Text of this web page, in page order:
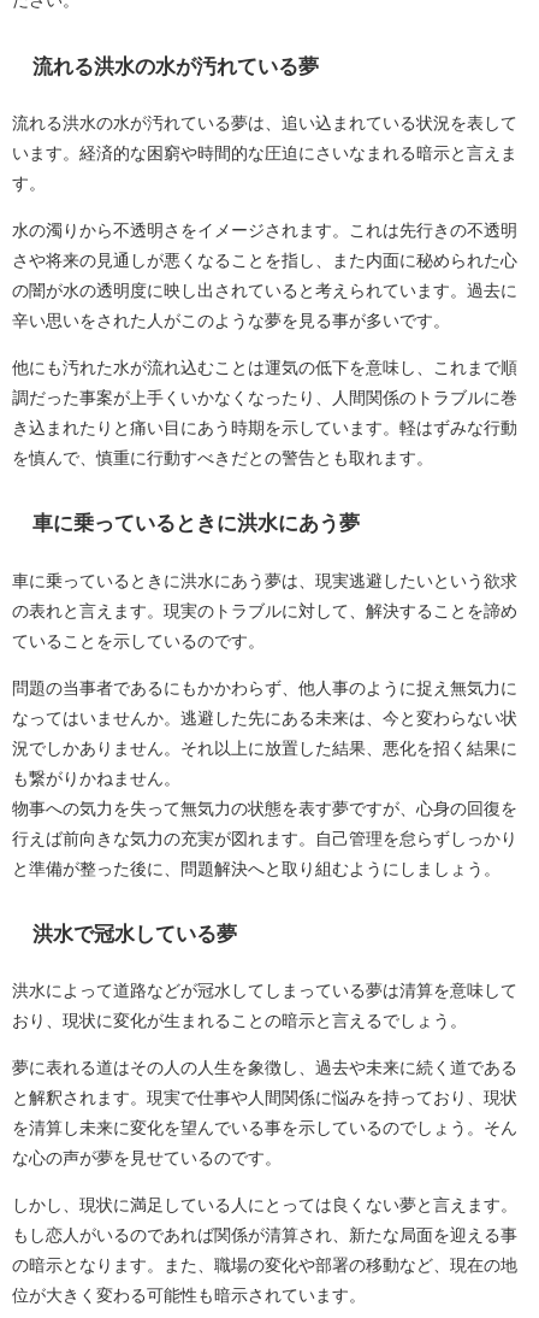
流れる洪水の水が汚れている夢
流れる洪水の水が汚れている夢は、追い込まれている状況を表して
います。経済的な困窮や時間的な圧迫にさいなまれる暗示と言えま
す。
水の濁りから不透明さをイメージされます。これは先行きの不透明
さや将来の見通しが悪くなることを指し、また内面に秘められた心
の闇が水の透明度に映し出されていると考えられています。過去に
辛い思いをされた人がこのような夢を見る事が多いです。
他にも汚れた水が流れ込むことは運気の低下を意味し、これまで順
調だった事案が上手くいかなくなったり、人間関係のトラブルに巻
き込まれたりと痛い目にあう時期を示しています。軽はずみな行動
を慎んで、慎重に行動すべきだとの警告とも取れます。
車に乗っているときに洪水にあう夢
車に乗っているときに洪水にあう夢は、現実逃避したいという欲求
の表れと言えます。現実のトラブルに対して、解決することを諦め
ていることを示しているのです。
問題の当事者であるにもかかわらず、他人事のように捉え無気力に
なってはいませんか。逃避した先にある未来は、今と変わらない状
況でしかありません。それ以上に放置した結果、悪化を招く結果に
も繋がりかねません。
物事への気力を失って無気力の状態を表す夢ですが、心身の回復を
行えば前向きな気力の充実が図れます。自己管理を怠らずしっかり
と準備が整った後に、問題解決へと取り組むようにしましょう。
洪水で冠水している夢
洪水によって道路などが冠水してしまっている夢は清算を意味して
おり、現状に変化が生まれることの暗示と言えるでしょう。
夢に表れる道はその人の人生を象徴し、過去や未来に続く道である
と解釈されます。現実で仕事や人間関係に悩みを持っており、現状
を清算し未来に変化を望んでいる事を示しているのでしょう。そん
な心の声が夢を見せているのです。
しかし、現状に満足している人にとっては良くない夢と言えます。
もし恋人がいるのであれば関係が清算され、新たな局面を迎える事
の暗示となります。また、職場の変化や部署の移動など、現在の地
位が大きく変わる可能性も暗示されています。